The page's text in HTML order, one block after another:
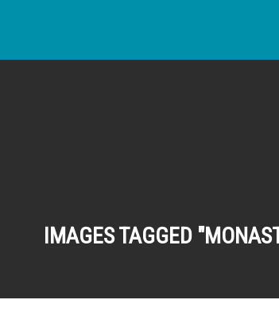
IMAGES TAGGED